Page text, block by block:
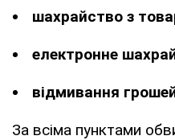
шахрайство з
електронне
відмивання
За всіма пунктами